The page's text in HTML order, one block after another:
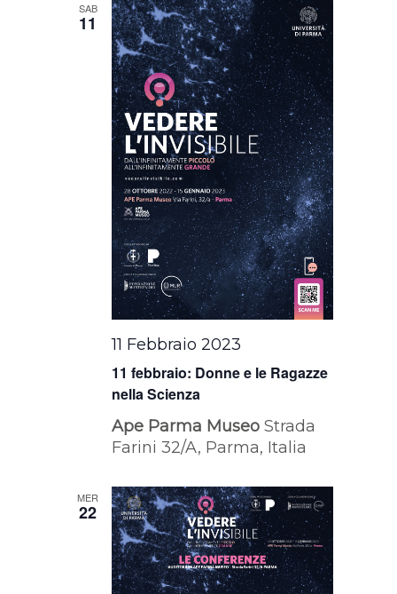
SAB
11
11 febbraio: Donne e le Ragazze
nella Scienza
11 Febbraio 2023
Ape Parma MuseoStrada
Farini 32/A, Parma, Italia
MER
22